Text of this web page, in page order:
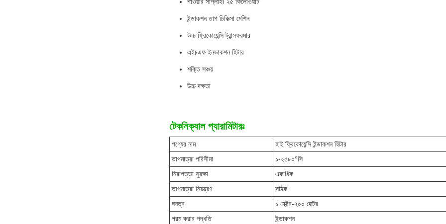
ইন্ডাকশন তাপ চিকিত্সা মেশিন
উচ্চ ফ্রিকোয়েন্সি ট্রান্সফরমার
এইচএফ ইনডাকশন হিটার
শক্তি সঞ্চয়
উচ্চ দক্ষতা
টেকনিক্যাল প্যারামিটারঃ
পণ্যের নাম
হাই ফ্রিকোয়েন্সি ইন্ডাকশন হিটার
তাপমাত্রা পরিসীমা
১-২৫৮০°সি
নিরাপত্তা সুরক্ষা
একাধিক
তাপমাত্রা নিয়ন্ত্রণ
সঠিক
ঘনত্ব
১ হেক্টর-২০০ হেক্টর
গরম করার পদ্ধতি
ইন্ডাকশন